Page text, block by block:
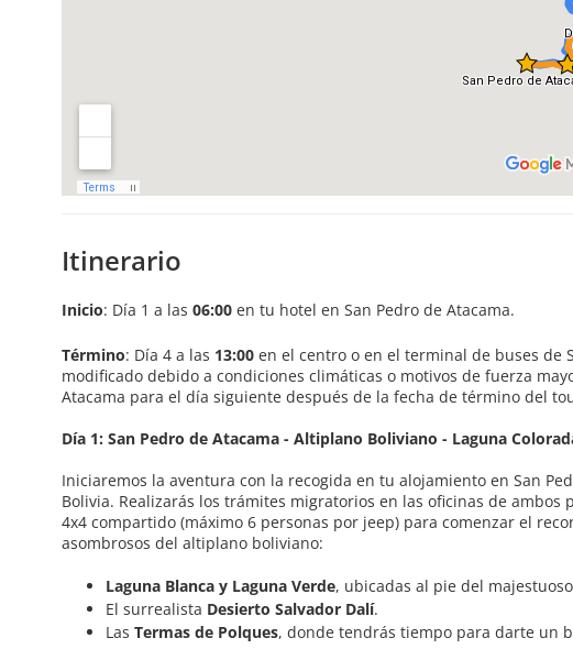
Itinerario
Inicio: Día 1 a las 06:00 en tu hotel en San Pedro de Atacama.
Término: Día 4 a las 13:00 en el centro o en el terminal de buses de
modificado debido a condiciones climáticas o motivos de fuerza
Atacama para el día siguiente después de la fecha de término del
Día 1: San Pedro de Atacama - Altiplano Boliviano - Laguna
Iniciaremos la aventura con la recogida en tu alojamiento en San
Bolivia. Realizarás los trámites migratorios en las oficinas de
4x4 compartido (máximo 6 personas por jeep) para comenzar el
asombrosos del altiplano boliviano:
Laguna Blanca y Laguna Verde, ubicadas al pie del
El surrealista Desierto Salvador Dalí.
Las Termas de Polques, donde tendrás tiempo para darte un